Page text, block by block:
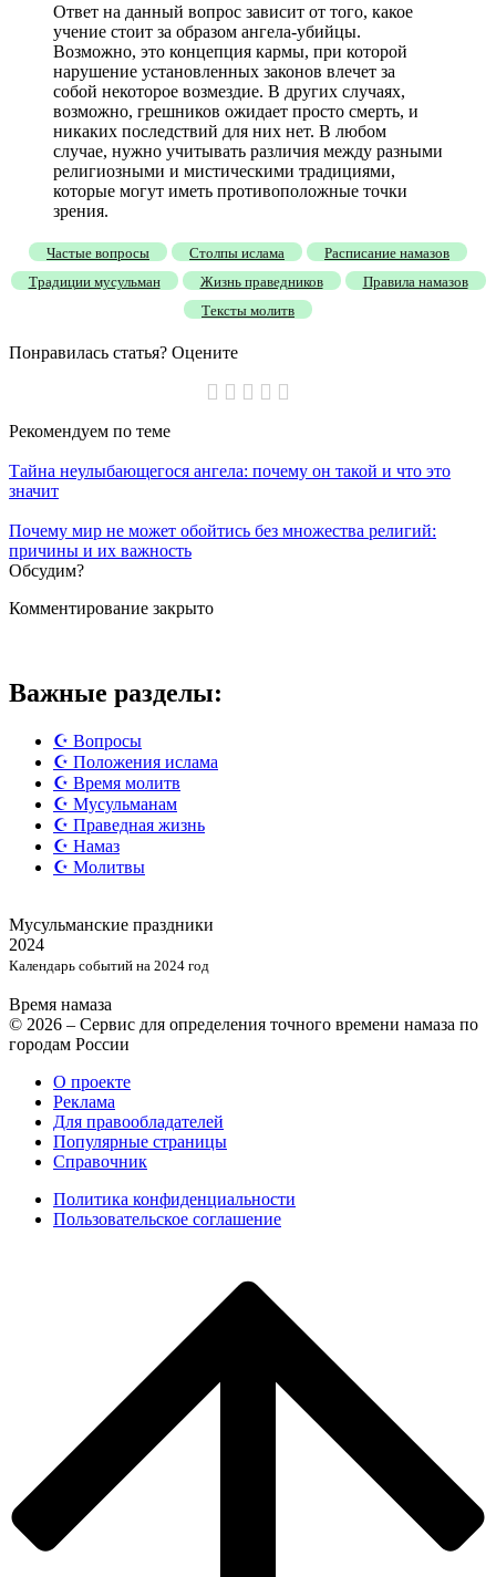
Ответ на данный вопрос зависит от того, какое
учение стоит за образом ангела-убийцы.
Возможно, это концепция кармы, при которой
нарушение установленных законов влечет за
собой некоторое возмездие. В других случаях,
возможно, грешников ожидает просто смерть, и
никаких последствий для них нет. В любом
случае, нужно учитывать различия между разными
религиозными и мистическими традициями,
которые могут иметь противоположные точки
зрения.
Частые вопросы Столпы ислама
Расписание намазов
Традиции мусульман
Жизнь праведников
Правила намазов
Тексты молитв
Понравилась статья? Оцените
Рекомендуем по теме
Тайна неулыбающегося ангела: почему он такой и что это
значит
Почему мир не может обойтись без множества религий:
причины и их важность
Обсудим?
Комментирование закрыто
Важные разделы:
☪️ Вопросы
☪️ Положения ислама
☪️ Время молитв
☪️ Мусульманам
☪️ Праведная жизнь
☪️ Намаз
☪️ Молитвы
Мусульманские праздники
2024
Календарь событий на 2024 год
Время намаза
© 2026 – Сервис для определения точного времени намаза по
городам России
О проекте
Реклама
Для правообладателей
Популярные страницы
Справочник
Политика конфиденциальности
Пользовательское соглашение